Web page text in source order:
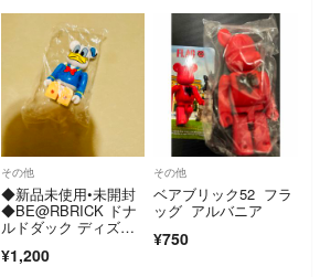
その他
◆新品未使用•未開封
◆BE@RBRICK ドナ
ルドダック ディズニ
¥1,200
その他
ベアブリック52 フラ
ッグ アルバニア
¥750